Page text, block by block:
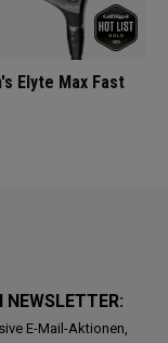
Elyte Max Fast
NEWSLETTER:
E-Mail-Aktionen,